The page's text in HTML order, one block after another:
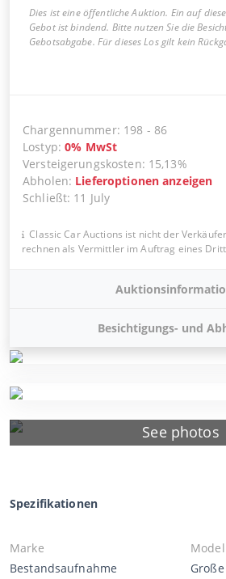
See photos
Dies ist eine öffentliche Auktion. Ein auf
Gebot ist bindend. Bitte nutzen Sie die
Gebotsabgabe. Für dieses Los gilt kein
Chargennummer: 198 - 86
Lostyp:0% MwSt
Versteigerungskosten: 15,13%
Abholen: Lieferoptionen anzeigen
Schließt: 11 July
Classic Car Auctions ist nicht der
rechnen als Vermittler im Auftrag eines
Besichtigungs- und
Spezifikationen
Marke
Bestandsaufnahme
Model